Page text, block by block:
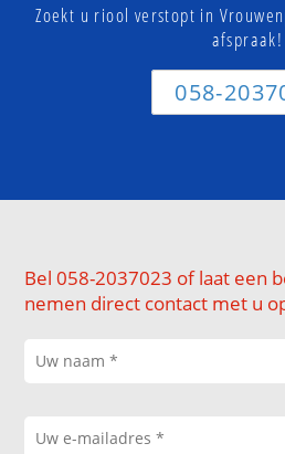
Zoekt u riool verstopt in
afspraak!
058-
Bel 058-2037023 of laat een
nemen direct contact met u